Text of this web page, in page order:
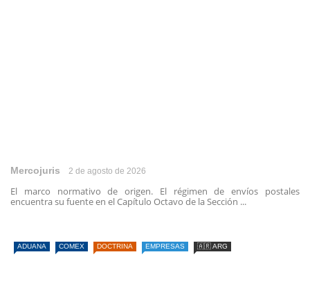
Mercojuris 2 de agosto de 2026
El marco normativo de origen. El régimen de envíos postales
encuentra su fuente en el Capítulo Octavo de la Sección ...
ADUANA COMEX DOCTRINA EMPRESAS 🇦🇷 ARG